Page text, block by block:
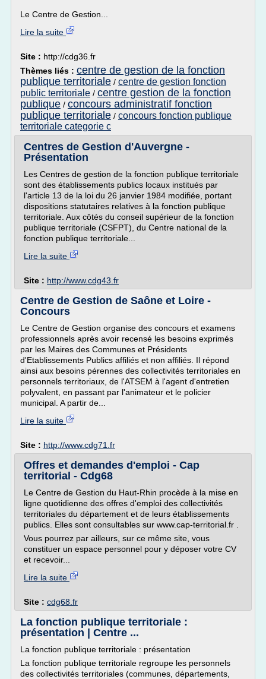
Le Centre de Gestion...
Lire la suite
Site : http://cdg36.fr
Thèmes liés : centre de gestion de la fonction
publique territoriale / centre de gestion fonction
public territoriale / centre gestion de la fonction
publique / concours administratif fonction
publique territoriale / concours fonction publique
territoriale categorie c
Centres de Gestion d'Auvergne -
Présentation
Les Centres de gestion de la fonction publique territoriale
sont des établissements publics locaux institués par
l'article 13 de la loi du 26 janvier 1984 modifiée, portant
dispositions statutaires relatives à la fonction publique
territoriale. Aux côtés du conseil supérieur de la fonction
publique territoriale (CSFPT), du Centre national de la
fonction publique territoriale...
Lire la suite
Site : http://www.cdg43.fr
Centre de Gestion de Saône et Loire -
Concours
Le Centre de Gestion organise des concours et examens
professionnels après avoir recensé les besoins exprimés
par les Maires des Communes et Présidents
d'Etablissements Publics affiliés et non affiliés. Il répond
ainsi aux besoins pérennes des collectivités territoriales en
personnels territoriaux, de l'ATSEM à l'agent d'entretien
polyvalent, en passant par l'animateur et le policier
municipal. A partir de...
Lire la suite
Site : http://www.cdg71.fr
Offres et demandes d'emploi - Cap
territorial - Cdg68
Le Centre de Gestion du Haut-Rhin procède à la mise en
ligne quotidienne des offres d'emploi des collectivités
territoriales du département et de leurs établissements
publics. Elles sont consultables sur www.cap-territorial.fr .
Vous pourrez par ailleurs, sur ce même site, vous
constituer un espace personnel pour y déposer votre CV
et recevoir...
Lire la suite
Site : cdg68.fr
La fonction publique territoriale :
présentation | Centre ...
La fonction publique territoriale : présentation
La fonction publique territoriale regroupe les personnels
des collectivités territoriales (communes, départements,